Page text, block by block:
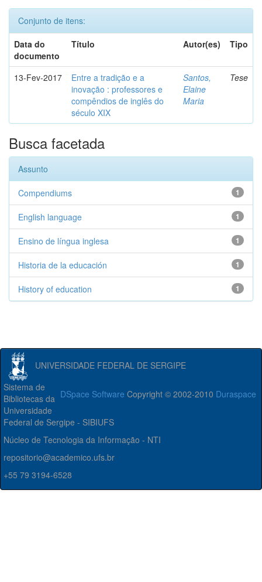
Conjunto de itens:
Data do
documento
Título Autor(es) Tipo
13-Fev-2017
Entre a tradição e a
inovação : professores e
compêndios de inglês do
século XIX
Santos,
Elaine
Maria
Tese
Busca facetada
Assunto
1
Compendiums
1
English language
1
Ensino de língua inglesa
1
Historia de la educación
1
History of education
UNIVERSIDADE FEDERAL DE SERGIPE
DSpace Software Copyright © 2002-2010 Duraspace
Sistema de
Bibliotecas da
Universidade
Federal de Sergipe - SIBIUFS
Núcleo de Tecnologia da Informação - NTI
repositorio@academico.ufs.br
+55 79 3194-6528